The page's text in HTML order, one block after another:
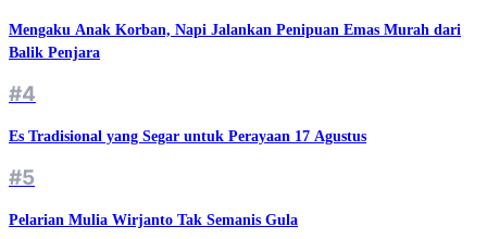
Mengaku Anak Korban, Napi Jalankan Penipuan Emas Murah dari
Balik Penjara
#4
Es Tradisional yang Segar untuk Perayaan 17 Agustus
#5
Pelarian Mulia Wirjanto Tak Semanis Gula